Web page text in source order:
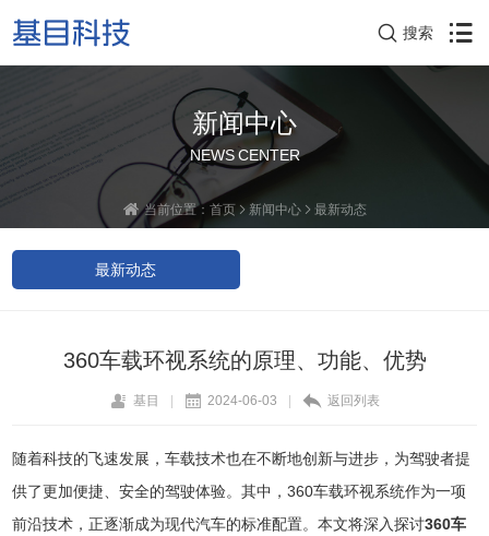
搜索
新闻中心
NEWS CENTER
当前位置：首页 新闻中心 最新动态
最新动态
360车载环视系统的原理、功能、优势
基目 | 2024-06-03 | 返回列表
随着科技的飞速发展，车载技术也在不断地创新与进步，为驾驶者提
供了更加便捷、安全的驾驶体验。其中，360车载环视系统作为一项
前沿技术，正逐渐成为现代汽车的标准配置。本文将深入探讨360车